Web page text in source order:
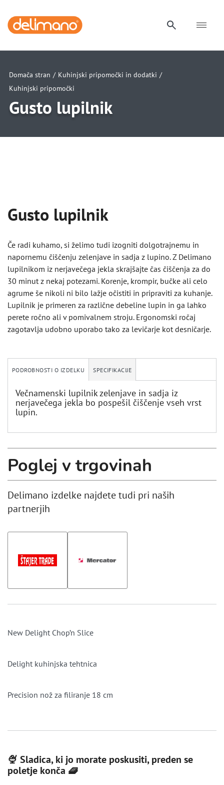
Domača stran / Kuhinjski pripomočki in dodatki /
Kuhinjski pripomočki
Gusto lupilnik
Gusto lupilnik
Če radi kuhamo, si želimo tudi izogniti dolgotrajnemu in
napornemu čiščenju zelenjave in sadja z lupino. Z Delimano
lupilnikom iz nerjavečega jekla skrajšajte čas čiščenja za do
30 minut z nekaj potezami. Korenje, krompir, bučke ali celo
agrume še nikoli ni bilo lažje očistiti in pripraviti za kuhanje.
Lupilnik je primeren za različne debeline lupin in ga lahko
perete ročno ali v pomivalnem stroju. Ergonomski ročaj
zagotavlja udobno uporabo tako za levičarje kot desničarje.
PODROBNOSTI O IZDELKU SPECIFIKACIJE
Večnamenski lupilnik zelenjave in sadja iz
nerjavečega jekla bo pospešil čiščenje vseh vrst
lupin.
Poglej v trgovinah
Delimano izdelke najdete tudi pri naših
partnerjih
New Delight Chop’n Slice
Delight kuhinjska tehtnica
Precision nož za filiranje 18 cm
🍨 Sladica, ki jo morate poskusiti, preden se
poletje konča 🧇